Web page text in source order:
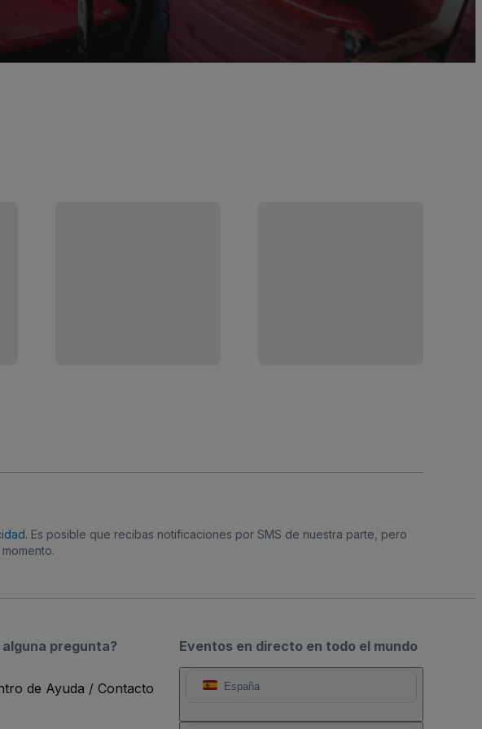
. Es posible que recibas notificaciones por SMS de nuestra parte, pero
Eventos en directo en todo el mundo
España
alguna pregunta?
de Ayuda / Contacto